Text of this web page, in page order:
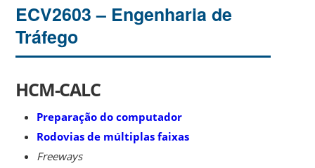
ECV2603 – Engenharia de
Tráfego
HCM-CALC
Preparação do computador
Rodovias de múltiplas faixas
Freeways